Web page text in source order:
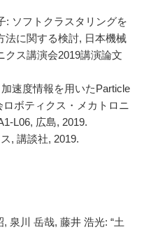
: ソフトクラスタリングを
法に関する検討, 日本機械
クス講演会2019講演論文
速度情報を用いたParticle
ボティクス・メカトロニ
L06, 広島, 2019.
, 講談社, 2019.
泉川 岳哉, 藤井 浩光: “土